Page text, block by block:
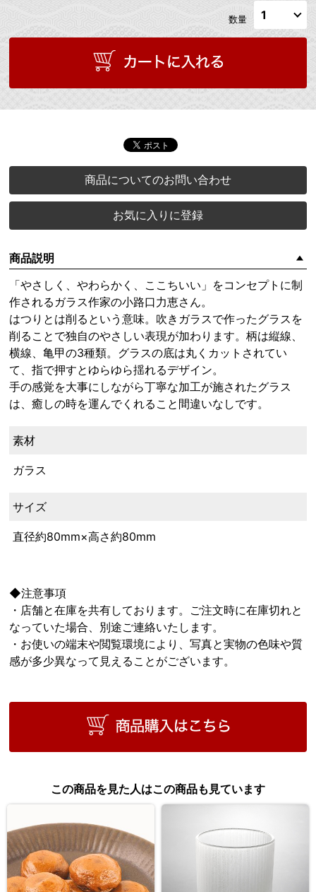
数量
商品についてのお問い合わせ
お気に入りに登録
商品説明
「やさしく、やわらかく、ここちいい」をコンセプトに制
作されるガラス作家の小路口力恵さん。
はつりとは削るという意味。吹きガラスで作ったグラスを
削ることで独自のやさしい表現が加わります。柄は縦線、
横線、亀甲の3種類。グラスの底は丸くカットされてい
て、指で押すとゆらゆら揺れるデザイン。
手の感覚を大事にしながら丁寧な加工が施されたグラス
は、癒しの時を運んでくれること間違いなしです。
素材
ガラス
サイズ
直径約80mm×高さ約80mm
◆注意事項
・店舗と在庫を共有しております。ご注文時に在庫切れと
なっていた場合、別途ご連絡いたします。
・お使いの端末や閲覧環境により、写真と実物の色味や質
感が多少異なって見えることがございます。
この商品を見た人はこの商品も見ています